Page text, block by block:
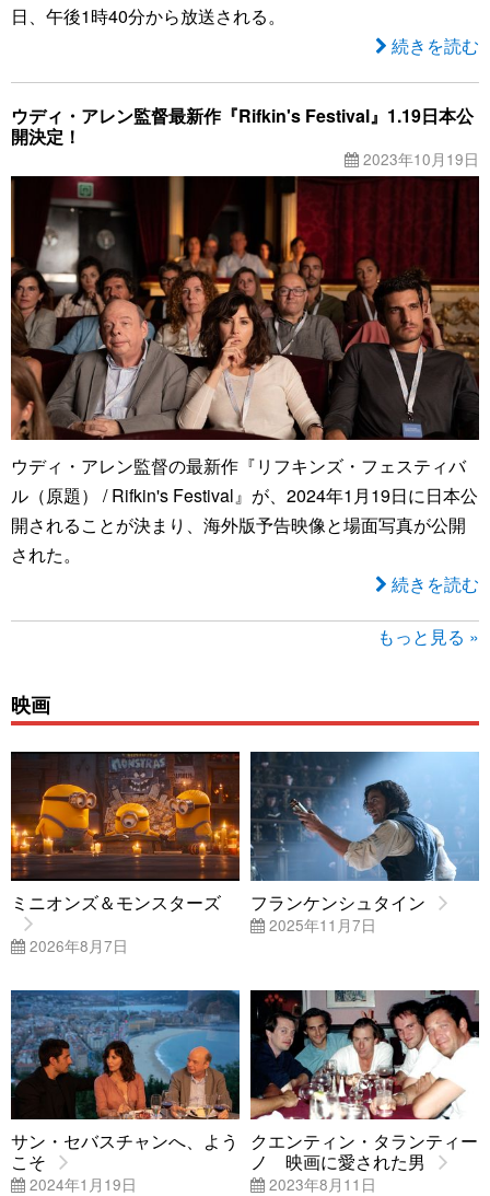
日、午後1時40分から放送される。
続きを読む
ウディ・アレン監督最新作『Rifkin's Festival』1.19日本公
開決定！
2023年10月19日
ウディ・アレン監督の最新作『リフキンズ・フェスティバ
ル（原題） / Rifkin's Festival』が、2024年1月19日に日本公
開されることが決まり、海外版予告映像と場面写真が公開
された。
続きを読む
もっと見る »
映画
ミニオンズ＆モンスターズ
2026年8月7日
フランケンシュタイン
2025年11月7日
サン・セバスチャンへ、よう
こそ
2024年1月19日
クエンティン・タランティー
ノ 映画に愛された男
2023年8月11日